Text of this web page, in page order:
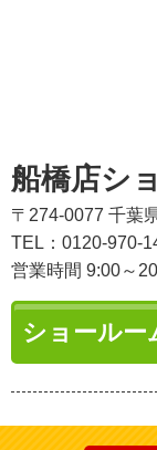
船橋店シ
〒274-0077 千葉
TEL：0120-970-
営業時間 9:00～
ショールー